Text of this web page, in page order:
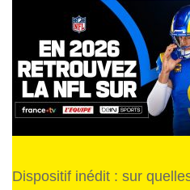
Dispositif inédit : sur